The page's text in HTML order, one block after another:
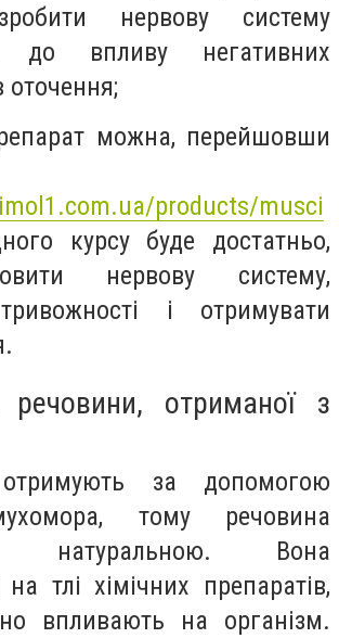
нервову систему
до впливу негативних
оточення;
можна, перейшовши
products/musci
курсу буде достатньо,
нервову систему,
і отримувати
речовини, отриманої з
за допомогою
тому речовина
натуральною. Вона
на тлі хімічних препаратів,
впливають на організм.